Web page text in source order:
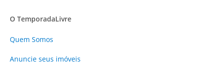
O TemporadaLivre
Quem Somos
Anuncie seus imóveis